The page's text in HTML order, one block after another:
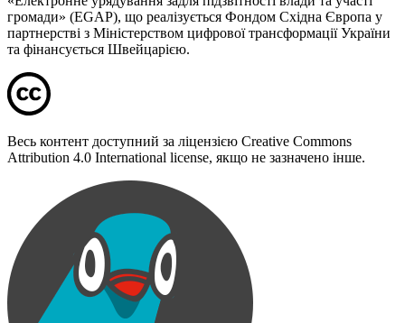
громади» (EGAP), що реалізується Фондом Східна Європа у
партнерстві з Міністерством цифрової трансформації України
та фінансується Швейцарією.
Весь контент доступний за ліцензією Creative Commons
Attribution 4.0 International license, якщо не зазначено інше.